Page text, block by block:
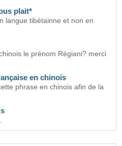
plait*
langue tibétainne et non en
le prénom Régiani? merci
en chinois
phrase en chinois afin de la